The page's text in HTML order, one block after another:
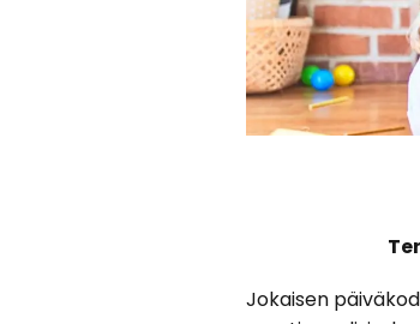
Jokaisen